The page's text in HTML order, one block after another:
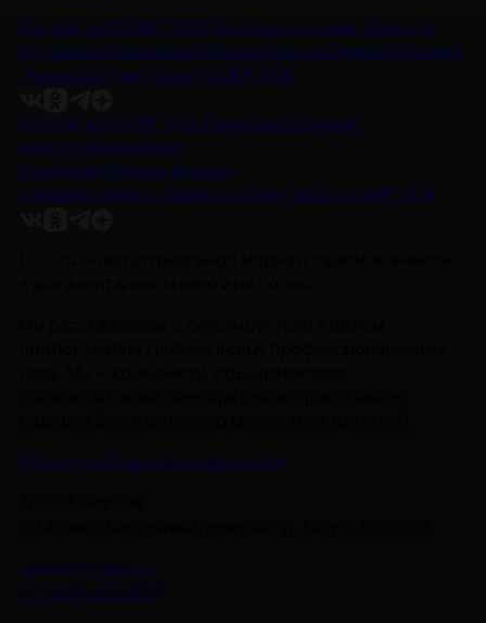
Контакты Об НМГ ДОКПредложите идею Новости
Интервью Рецензии ОбзорыАнонсы Снимается кино
Энциклопедия Проекты НМГ ДОК
Контакты Об НМГ ДОКПредложите идею
Новости Интервью
Рецензии ОбзорыАнонсы
Снимается кино Энциклопедия Проекты НМГ ДОК
Политика Конфиденциальности
info@nmgdoc.ru
+7 (495) 937-6170